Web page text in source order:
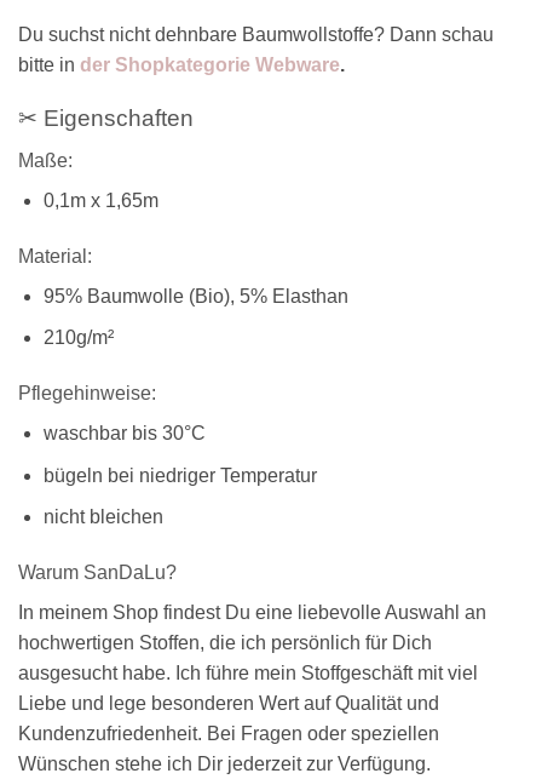
Du suchst nicht dehnbare Baumwollstoffe? Dann schau
bitte in der Shopkategorie Webware.
✂ Eigenschaften
Maße:
0,1m x 1,65m
Material:
95% Baumwolle (Bio), 5% Elasthan
210g/m²
Pflegehinweise:
waschbar bis 30°C
bügeln bei niedriger Temperatur
nicht bleichen
Warum SanDaLu?
In meinem Shop findest Du eine liebevolle Auswahl an
hochwertigen Stoffen, die ich persönlich für Dich
ausgesucht habe. Ich führe mein Stoffgeschäft mit viel
Liebe und lege besonderen Wert auf Qualität und
Kundenzufriedenheit. Bei Fragen oder speziellen
Wünschen stehe ich Dir jederzeit zur Verfügung.